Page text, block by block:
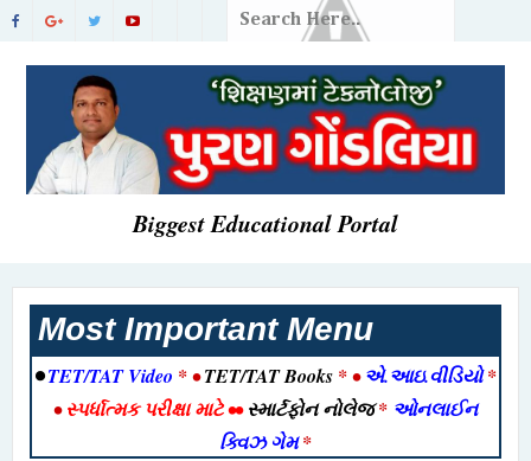
Biggest Educational Portal
Most Important Menu
•TET/TAT Video * •TET/TAT Books * •એ.આઇ.વીડિયો*
•સ્પર્ધાત્મક પરીક્ષા માટે••સ્માર્ટફોન નોલેજ* ઓનલાઈન
ક્વિઝ ગેમ*